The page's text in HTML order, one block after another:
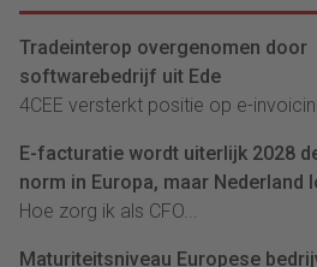
Tradeinterop overgenomen door
softwarebedrijf uit Ede
4CEE versterkt positie op e-
E-facturatie wordt uiterlijk 2028
norm in Europa, maar Nederland
Hoe zorg ik als CFO...
Maturiteitsniveau Europese